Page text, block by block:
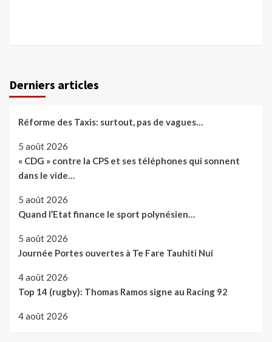
Derniers articles
Réforme des Taxis: surtout, pas de vagues…
5 août 2026
« CDG » contre la CPS et ses téléphones qui sonnent
dans le vide…
5 août 2026
Quand l’Etat finance le sport polynésien…
5 août 2026
Journée Portes ouvertes à Te Fare Tauhiti Nui
4 août 2026
Top 14 (rugby): Thomas Ramos signe au Racing 92
4 août 2026